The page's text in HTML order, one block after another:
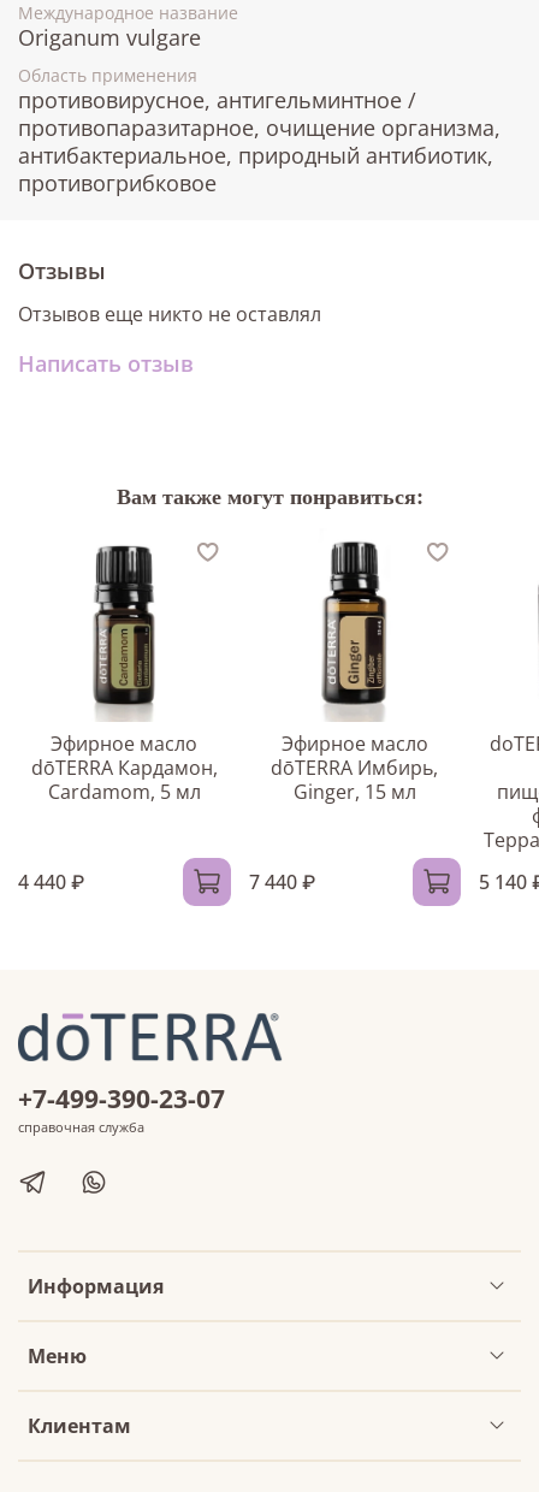
Международное название
Origanum vulgare
Область применения
противовирусное, антигельминтное /
противопаразитарное, очищение организма,
антибактериальное, природный антибиотик,
противогрибковое
Отзывы
Отзывов еще никто не оставлял
Написать отзыв
Вам также могут понравиться:
Эфирное масло
dōTERRA Кардамон,
Cardamom, 5 мл
4 440 ₽
Эфирное масло
dōTERRA Имбирь,
Ginger, 15 мл
7 440 ₽
5 140
Информация
Меню
Клиентам
+7-499-390-23-07
справочная служба